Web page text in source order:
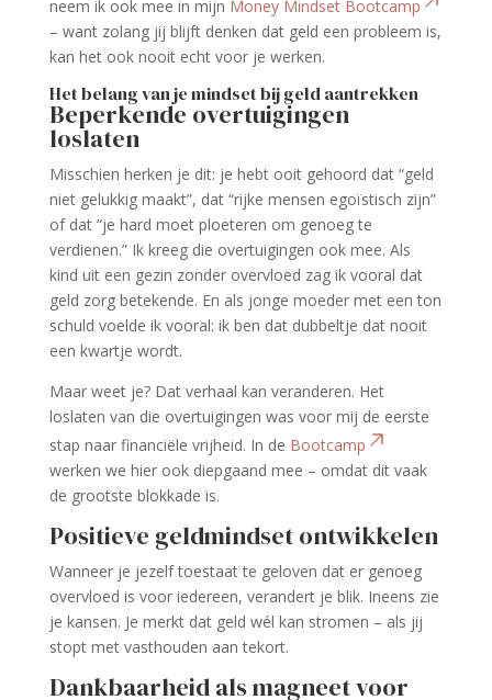
neem ik ook mee in mijn Money Mindset Bootcamp
– want zolang jij blijft denken dat geld een probleem is,
kan het ook nooit echt voor je werken.
Het belang van je mindset bij geld aantrekken
Beperkende overtuigingen
loslaten
Misschien herken je dit: je hebt ooit gehoord dat “geld
niet gelukkig maakt”, dat “rijke mensen egoïstisch zijn”
of dat “je hard moet ploeteren om genoeg te
verdienen.” Ik kreeg die overtuigingen ook mee. Als
kind uit een gezin zonder overvloed zag ik vooral dat
geld zorg betekende. En als jonge moeder met een ton
schuld voelde ik vooral: ik ben dat dubbeltje dat nooit
een kwartje wordt.
Maar weet je? Dat verhaal kan veranderen. Het
loslaten van die overtuigingen was voor mij de eerste
stap naar financiële vrijheid. In de Bootcamp
werken we hier ook diepgaand mee – omdat dit vaak
de grootste blokkade is.
Positieve geldmindset ontwikkelen
Wanneer je jezelf toestaat te geloven dat er genoeg
overvloed is voor iedereen, verandert je blik. Ineens zie
je kansen. Je merkt dat geld wél kan stromen – als jij
stopt met vasthouden aan tekort.
Dankbaarheid als magneet voor